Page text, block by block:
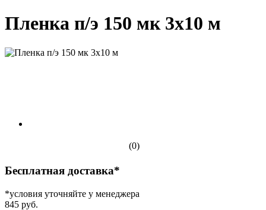
Пленка п/э 150 мк 3х10 м
(0)
Бесплатная доставка*
*условия уточняйте у менеджера
845 руб.